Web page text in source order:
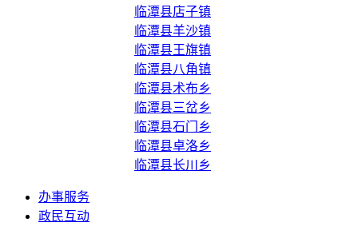
临潭县店子镇
临潭县羊沙镇
临潭县王旗镇
临潭县八角镇
临潭县术布乡
临潭县三岔乡
临潭县石门乡
临潭县卓洛乡
临潭县长川乡
办事服务
政民互动